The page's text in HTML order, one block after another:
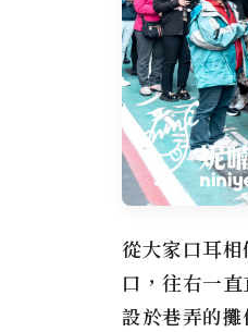
從大家口耳
口，往右一
設於巷弄的